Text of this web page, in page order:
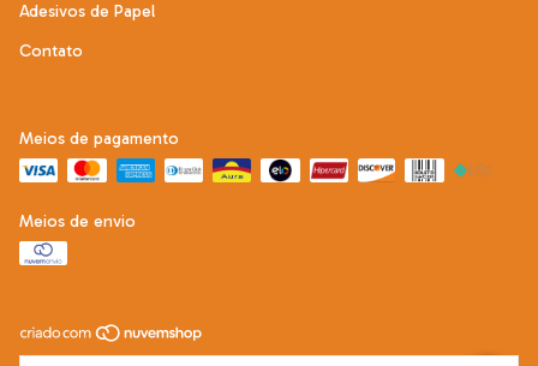
Adesivos de Papel
Contato
Meios de pagamento
Meios de envio
Copyright Adesive Mais - 22292121000197 - 2026. Todos os direitos